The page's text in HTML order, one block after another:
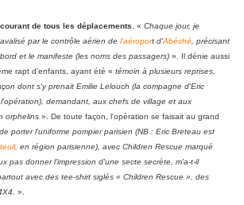
de tous les déplacements . « Chaque jour, je
par le contrôle aérien de l'aéroport d'Abéché , précisant
et le manifeste (les noms des passagers) ». Il dénie aussi
rapt d'enfants, ayant été « témoin à plusieurs reprises,
dont s'y prenait Emilie Lelouch (la compagne d'Eric
demandant, aux chefs de village et aux
orphelins ». De toute façon, l'opération se faisait au grand
porter l'uniforme pompier parisien (NB : Eric Breteau est
, en région parisienne), avec Children Rescue marqué
pas donner l'impression d'une secte secrète, m'a-t-il
avec des tee-shirt siglés « Children Rescue », des
».